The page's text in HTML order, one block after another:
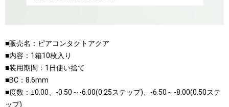
■販売名：ピアコンタクトアクア
■内容：1箱10枚入り
■装用期間：1日使い捨て
■BC：8.6mm
■度数：±0.00、-0.50～-6.00(0.25ステップ)、-6.50～-8.00(0.50ステ
ップ)